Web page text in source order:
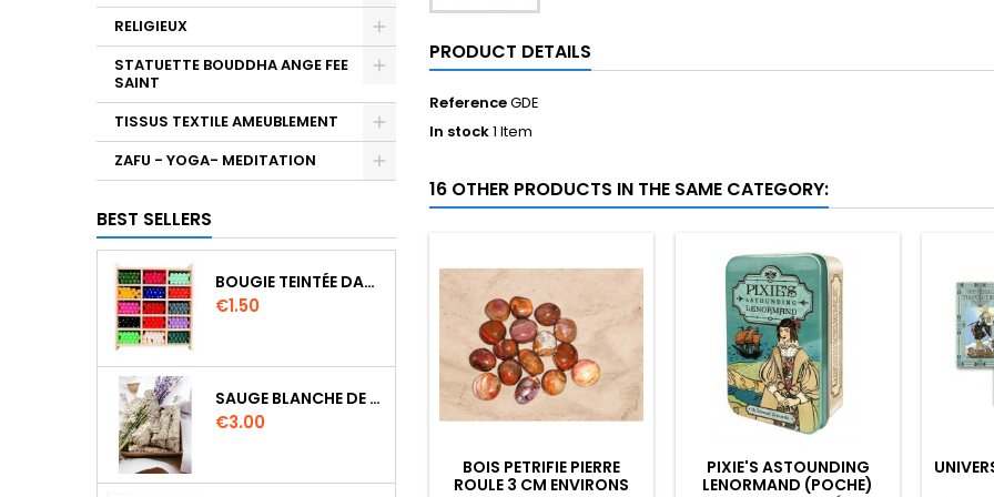
RELIGIEUX
STATUETTE BOUDDHA ANGE FEE
SAINT
TISSUS TEXTILE AMEUBLEMENT
ZAFU - YOGA- MEDITATION
BEST SELLERS
BOUGIE TEINTÉE DANS LA MASSE CIRE VÉGÉTALE DURÉE 8H
Price
€1.50
SAUGE BLANCHE DE CALIFORNIE QUALITE EXTRA PETIT FAGOT 8 A 10 CM
Price
€3.00
PRODUCT DETAILS
ReferenceGDE
In stock1 Item
16 OTHER PRODUCTS IN THE SAME CATEGORY:
BOIS PETRIFIE PIERRE
ROULE 3 CM ENVIRONS
PIXIE'S ASTOUNDING
LENORMAND (POCHE)